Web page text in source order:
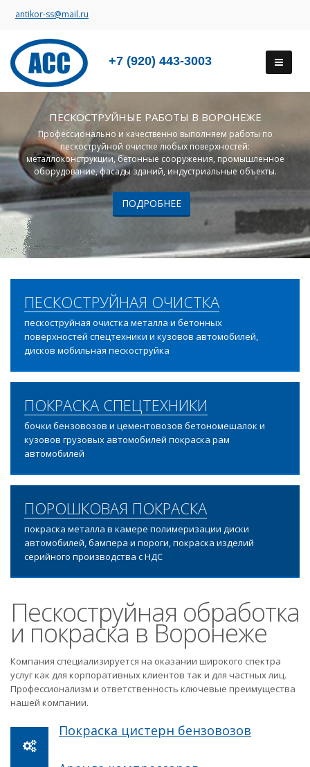
antikor-ss@mail.ru
+7 (920) 443-3003
ПЕСКОСТРУЙНЫЕ РАБОТЫ В ВОРОНЕЖЕ
Профессионально и качественно выполняем работы по
пескоструйной очистке любых поверхностей:
металлоконструкции, бетонные сооружения, промышленное
оборудование, фасады зданий, индустриальные объекты.
ПОДРОБНЕЕ
ПЕСКОСТРУЙНАЯ ОЧИСТКА
пескоструйная очистка металла и бетонных
поверхностей спецтехники и кузовов автомобилей,
дисков мобильная пескоструйка
ПОКРАСКА СПЕЦТЕХНИКИ
бочки бензовозов и цементовозов бетономешалок и
кузовов грузовых автомобилей покраска рам
автомобилей
ПОРОШКОВАЯ ПОКРАСКА
покраска металла в камере полимеризации диски
автомобилей, бампера и пороги, покраска изделий
серийного производства с НДС
Пескоструйная обработка
и покраска в Воронеже
Компания специализируется на оказании широкого спектра
услуг как для корпоративных клиентов так и для частных лиц.
Профессионализм и ответственность ключевые преимущества
нашей компании.
Покраска цистерн бензовозов